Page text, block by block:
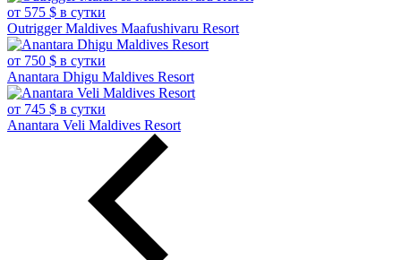
от 575 $ в сутки
Outrigger Maldives Maafushivaru Resort
от 750 $ в сутки
Anantara Dhigu Maldives Resort
от 745 $ в сутки
Anantara Veli Maldives Resort